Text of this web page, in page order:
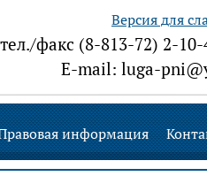
Версия для
тел./факс (8-813-72) 2-
E-mail: luga-
информация